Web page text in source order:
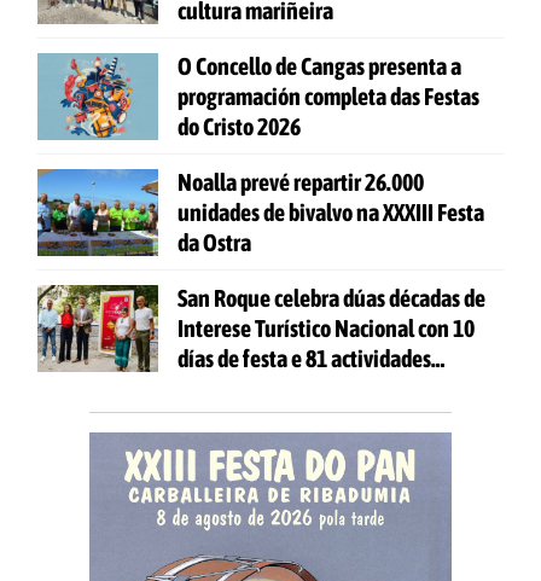
cultura mariñeira
O Concello de Cangas presenta a
programación completa das Festas
do Cristo 2026
Noalla prevé repartir 26.000
unidades de bivalvo na XXXIII Festa
da Ostra
San Roque celebra dúas décadas de
Interese Turístico Nacional con 10
días de festa e 81 actividades